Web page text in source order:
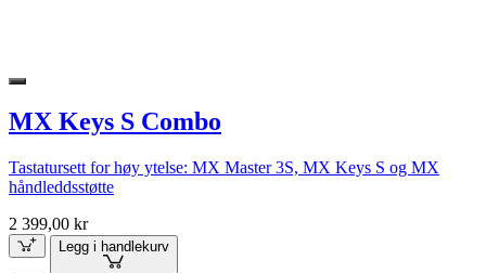
MX Keys S Combo
Tastatursett for høy ytelse: MX Master 3S, MX Keys S og MX
håndleddsstøtte
2 399,00 kr
Legg i handlekurv